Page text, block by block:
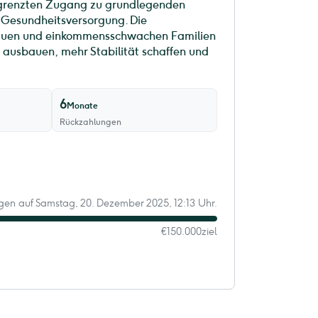
Zugang zu grundlegenden
Die
und einkommensschwachen Familien
mehr Stabilität schaffen und
6Monate
Rückzahlungen
auf Samstag, 20. Dezember 2025, 12:13 Uhr.
€150.000ziel